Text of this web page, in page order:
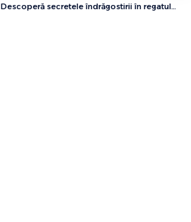
Descoperă secretele îndrăgostirii în regatul animalelor. Dragobete la Grădina Zoo Bucov